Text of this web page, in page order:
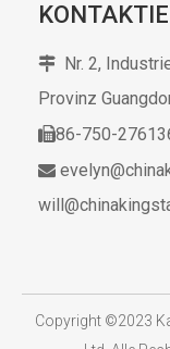
 Nr. 2,
Provinz
86-750-

Copyright ©2023